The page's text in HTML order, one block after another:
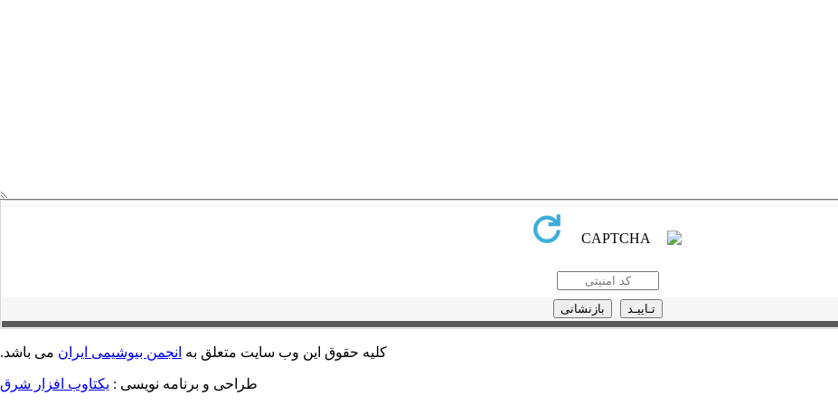
کلیه حقوق این وب سایت متعلق به انجمن بیوشیمی ایران می باشد.
طراحی و برنامه نویسی : یکتاوب افزار شرق